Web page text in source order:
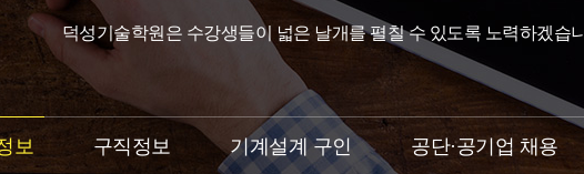
덕성기술학원은 수강생들이 넓은 날개를 펼칠 수 있도록 노력하겠습
보 구직정보 기계설계 구인 공단·공기업 채용